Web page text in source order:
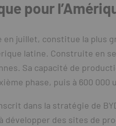
pour
en juillet, constitue la plus
latine. Construite en
Sa capacité de
phase, puis à 600 000
dans la stratégie de
développer des sites de